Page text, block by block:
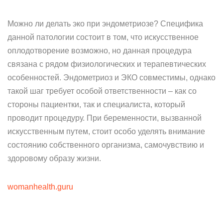
Можно ли делать эко при эндометриозе? Специфика
данной патологии состоит в том, что искусственное
оплодотворение возможно, но данная процедура
связана с рядом физиологических и терапевтических
особенностей. Эндометриоз и ЭКО совместимы, однако
такой шаг требует особой ответственности – как со
стороны пациентки, так и специалиста, который
проводит процедуру. При беременности, вызванной
искусственным путем, стоит особо уделять внимание
состоянию собственного организма, самочувствию и
здоровому образу жизни.
womanhealth.guru